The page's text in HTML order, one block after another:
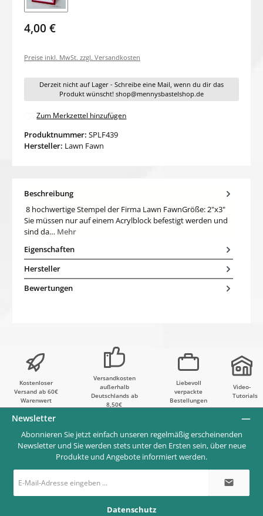
4,00 €
Preise inkl. MwSt. zzgl. Versandkosten
Derzeit nicht auf Lager - Schreibe eine Mail, wenn du dir das
Produkt wünscht! shop@mennysbastelshop.de
Zum Merkzettel hinzufügen
Produktnummer: SPLF439
Hersteller: Lawn Fawn
Beschreibung
8 hochwertige Stempel der Firma Lawn FawnGröße: 2"x3"
Sie müssen nur auf einem Acrylblock befestigt werden und
sind da… Mehr
Eigenschaften
Hersteller
Bewertungen
Kostenloser
Versand ab 60€
Warenwert
Versandkosten
außerhalb
Deutschlands ab
8,50€
Liebevoll
verpackte
Bestellungen
Video-
Tutorials
Newsletter
Abonnieren Sie jetzt einfach unseren regelmäßig erscheinenden
Newsletter und Sie werden stets unter den Ersten sein, über neue
Produkte und Angebote informiert werden.
Mail-
*
Datenschutz